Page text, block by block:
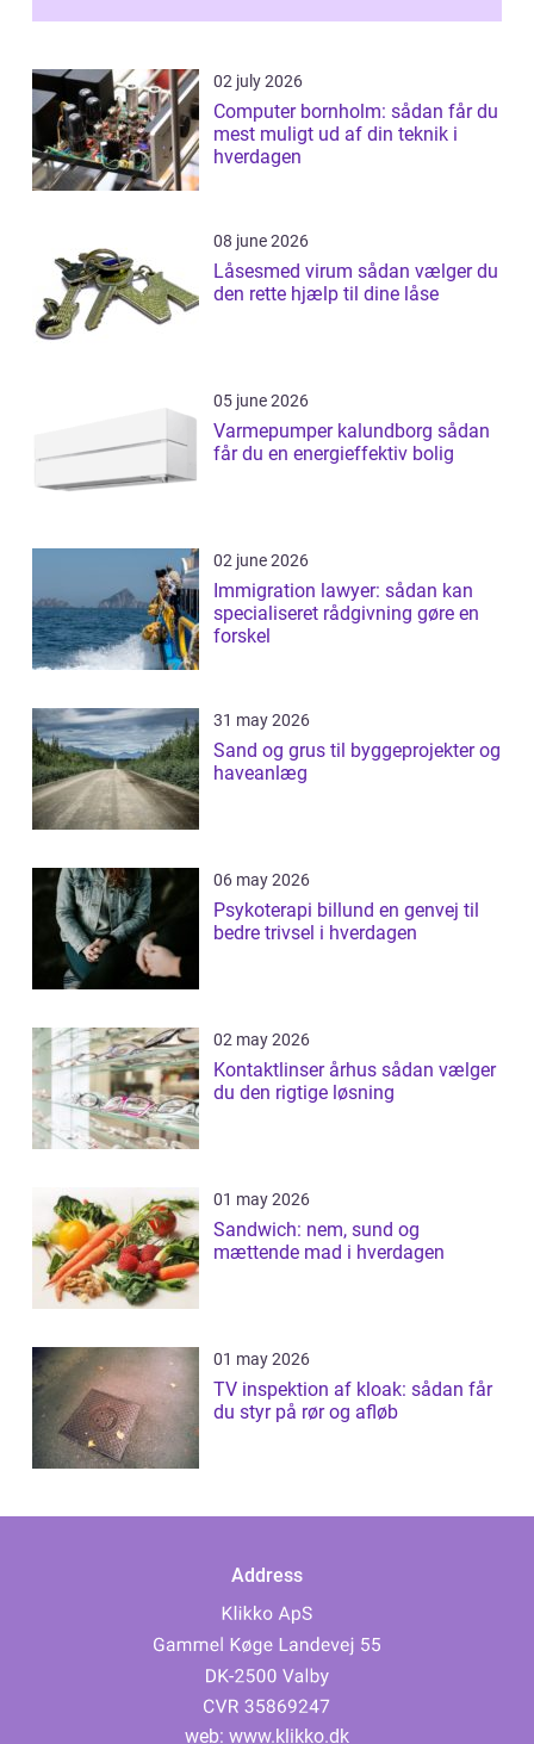
02 july 2026
Computer bornholm: sådan får du
mest muligt ud af din teknik i
hverdagen
08 june 2026
Låsesmed virum sådan vælger du
den rette hjælp til dine låse
05 june 2026
Varmepumper kalundborg sådan
får du en energieffektiv bolig
02 june 2026
Immigration lawyer: sådan kan
specialiseret rådgivning gøre en
forskel
31 may 2026
Sand og grus til byggeprojekter og
haveanlæg
06 may 2026
Psykoterapi billund en genvej til
bedre trivsel i hverdagen
02 may 2026
Kontaktlinser århus sådan vælger
du den rigtige løsning
01 may 2026
Sandwich: nem, sund og
mættende mad i hverdagen
01 may 2026
TV inspektion af kloak: sådan får
du styr på rør og afløb
Address
web: www.klikko.dk